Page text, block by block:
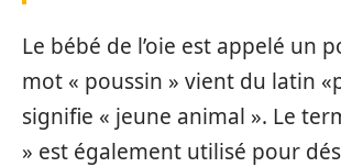
Le bébé de l’oie est appelé un
mot « poussin » vient du latin
signifie « jeune animal ». Le
» est également utilisé pour